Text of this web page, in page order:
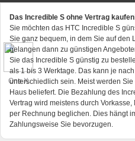
One X
Das Incredible S ohne Vertrag
Sie möchten das HTC Incredible S
Sie ganz bequem, in dem Sie auf den
gelangen dann zu günstigen
Sie das Incredible S günstig zu
als 1 bis 3 Werktage. Das kann je
unterschiedlich sein. Meist werden
Haus beliefert. Die Bezahlung des
Vertrag wird meistens durch
per Rechnung beglichen. Dies hängt
Zahlungsweise Sie bevorzugen.